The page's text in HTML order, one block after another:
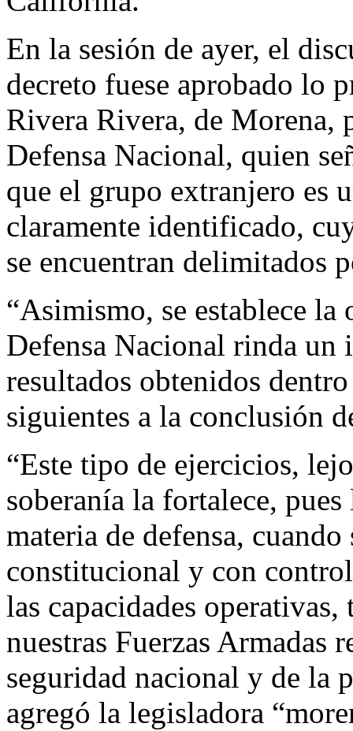
En la sesión de ayer, el
decreto fuese aprobado lo
Rivera Rivera, de Morena,
Defensa Nacional, quien
que el grupo extranjero es
claramente identificado,
se encuentran delimitados
“Asimismo, se establece
Defensa Nacional rinda un
resultados obtenidos
siguientes a la conclusión
“Este tipo de ejercicios,
soberanía la fortalece,
materia de defensa,
constitucional y con
las capacidades
nuestras Fuerzas Armadas
seguridad nacional y de la
agregó la legisladora